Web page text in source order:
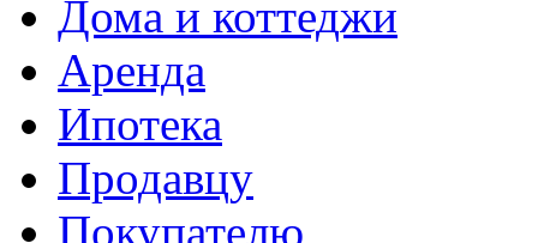
Дома и коттеджи
Аренда
Ипотека
Продавцу
Покупателю